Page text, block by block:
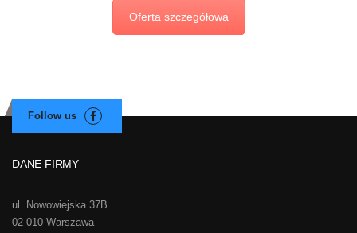
Oferta szczegółowa
DANE FIRMY
ul. Nowowiejska 37B
02-010 Warszawa